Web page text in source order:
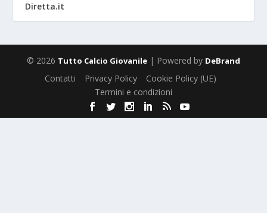
Diretta.it
© 2026 Tutto Calcio Giovanile | Powered by DeBrand
Contatti Privacy Policy
Cookie Policy (UE)
Termini e condizioni